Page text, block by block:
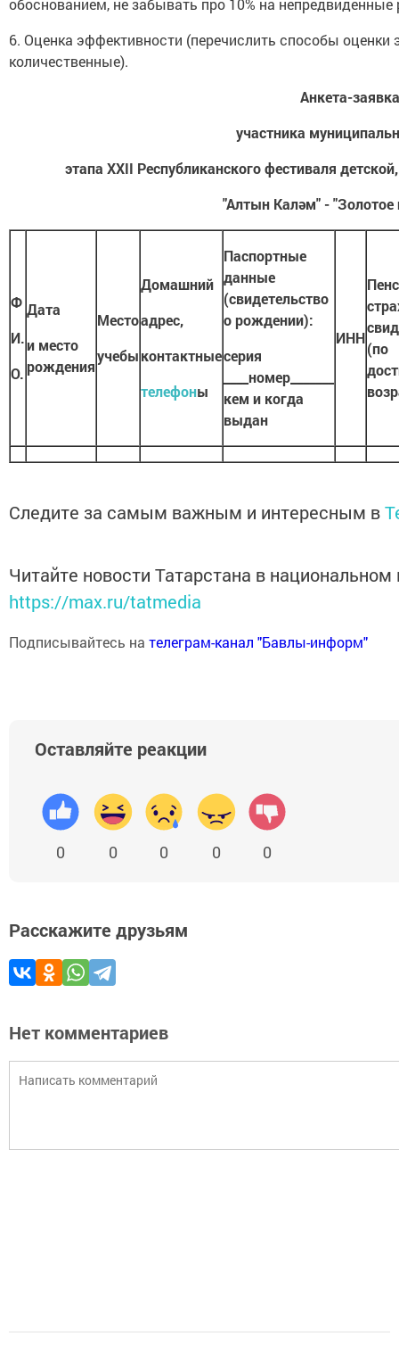
обоснованием, не забывать про 10% на
6. Оценка эффективности (перечислить способы оценки
количественные).
Анкета-заявка
участника
этапа XXII Республиканского фестиваля
"Алтын Каләм" - "Золотое
Ф
И.
О.
Дата
и место
рождения
Место
учебы
Домашний
адрес,
контактные
телефоны
Паспортные
данные
(свидетельство
о рождении):
серия
____номер_______
кем и когда
выдан
ИНН
(по
Следите за самым важным и интересным в
Читайте новости Татарстана в
https://max.ru/tatmedia
Подписывайтесь на телеграм-канал "Бавлы-информ"
Оставляйте реакции
0 0 0 0 0
Расскажите друзьям
Нет комментариев